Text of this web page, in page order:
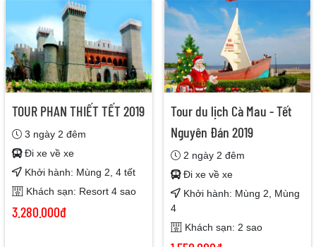
TOUR PHAN THIẾT TẾT 2019
3 ngày 2 đêm
Đi xe về xe
Khởi hành: Mùng 2, 4 tết
Khách sạn: Resort 4 sao
3.280.000đ
Tour du lịch Cà Mau - Tết
Nguyên Đán 2019
2 ngày 2 đêm
Đi xe về xe
Khởi hành: Mùng 2, Mùng
4
Khách sạn: 2 sao